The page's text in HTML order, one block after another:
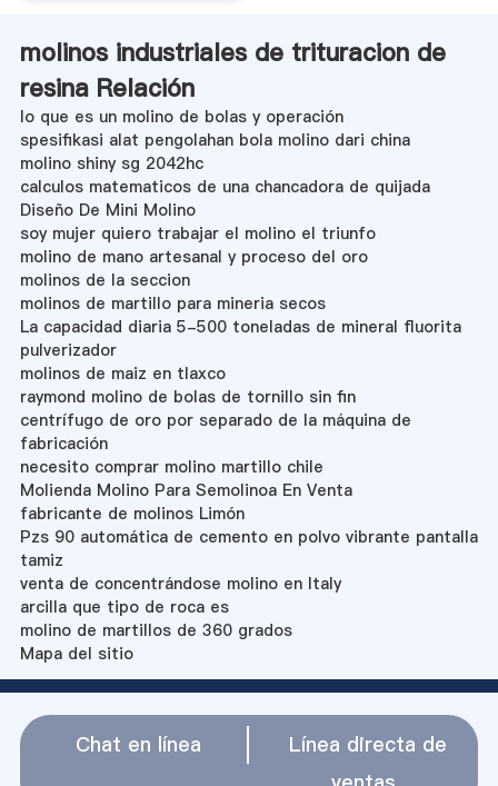
molinos industriales de trituracion de
resina Relación
lo que es un molino de bolas y operación
spesifikasi alat pengolahan bola molino dari china
molino shiny sg 2042hc
calculos matematicos de una chancadora de quijada
Diseño De Mini Molino
soy mujer quiero trabajar el molino el triunfo
molino de mano artesanal y proceso del oro
molinos de la seccion
molinos de martillo para mineria secos
La capacidad diaria 5-500 toneladas de mineral fluorita
pulverizador
molinos de maiz en tlaxco
raymond molino de bolas de tornillo sin fin
centrífugo de oro por separado de la máquina de
fabricación
necesito comprar molino martillo chile
Molienda Molino Para Semolinoa En Venta
fabricante de molinos Limón
Pzs 90 automática de cemento en polvo vibrante pantalla
tamiz
venta de concentrándose molino en Italy
arcilla que tipo de roca es
molino de martillos de 360 grados
Mapa del sitio
Chat en línea
Línea directa de